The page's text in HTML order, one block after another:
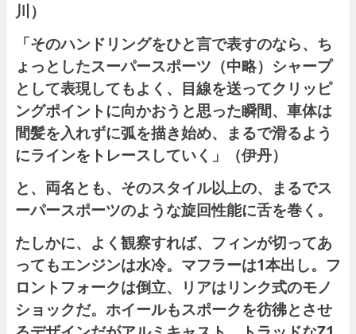
川）
「そのハンドリングをひと言で表すのなら、ち
ょっとしたスーパースポーツ（中略）シャープ
として表現してもよく、目線を送ってクリッピ
ングポイントに向かおうと思った瞬間、車体は
間髪を入れずに弧を描き始め、まるで滑るよう
にラインをトレースしていく」（伊丹）
と、両名とも、そのスタイル以上の、まるでス
ーパースポーツのような旋回性能に舌を巻く。
たしかに、よく観察すれば、フィンが切ってあ
ってもエンジンは水冷。マフラーは1本出し。フ
ロントフォークは倒立、リアはリンク式のモノ
ショックだ。ホイールもスポークを彷彿とさせ